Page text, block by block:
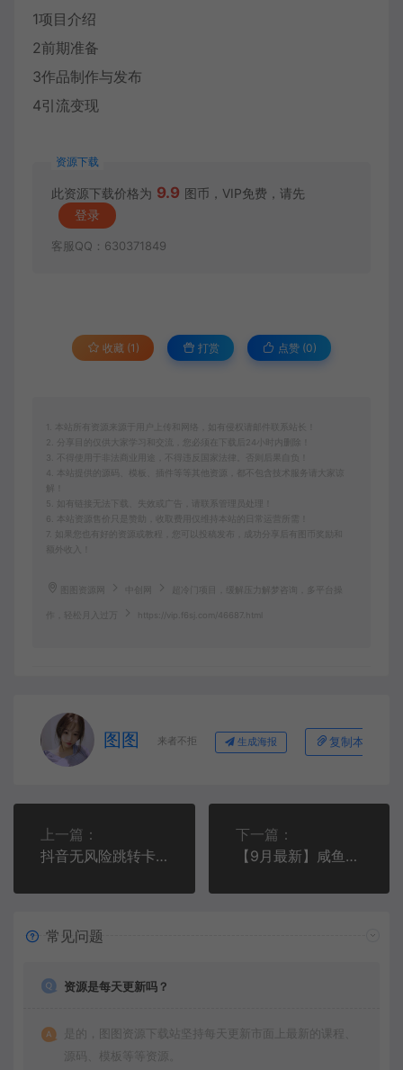
1项目介绍
2前期准备
3作品制作与发布
4引流变现
资源下载
此资源下载价格为 9.9 图币，VIP免费，请先
登录
客服QQ：630371849
收藏 (1) 打赏 点赞 (0)
1. 本站所有资源来源于用户上传和网络，如有侵权请邮件联系站长！
2. 分享目的仅供大家学习和交流，您必须在下载后24小时内删除！
3. 不得使用于非法商业用途，不得违反国家法律。否则后果自负！
4. 本站提供的源码、模板、插件等等其他资源，都不包含技术服务请大家谅
5. 如有链接无法下载、失效或广告，请联系管理员处理！
6. 本站资源售价只是赞助，收取费用仅维持本站的日常运营所需！
7. 如果您也有好的资源或教程，您可以投稿发布，成功分享后有图币奖励和
额外收入！
图图资源网 中创网 超冷门项目，缓解压力解梦咨询，多平台操
作，轻松月入过万 https://vip.f6sj.com/46687.html
图图 来者不拒 生成海报 复制本文链接
上一篇：
抖音无风险跳转卡片，信息差项目，小白轻松日赚800
下一篇：
【9月最新】咸鱼无门槛零成本虚拟资源变现项目月入10000+
常见问题
资源是每天更新吗？
是的，图图资源下载站坚持每天更新市面上最新的课程、
源码、模板等等资源。